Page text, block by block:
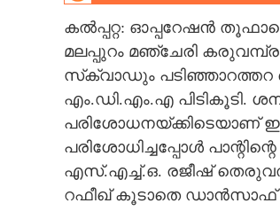
CARTOONS
LITERATURE
CONTACT US
കൽപ്പറ്റ: ഓപ്പറേഷൻ
മലപ്പുറം മഞ്ചേരി
സ്‌ക്വാഡും പടിഞ്ഞാറത്തറ
എം.ഡി.എം.എ പിടികൂടി.
പരിശോധനയ്ക്കിടെയാണ്
പരിശോധിച്ചപ്പോൾ
എസ്.എച്ച്.ഒ. രജീഷ്
റഫീഖ് കൂടാതെ ഡാൻസാഫ്